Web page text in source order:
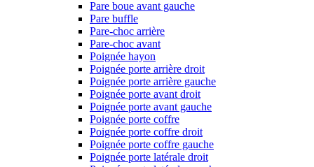
Pare boue avant gauche
Pare buffle
Pare-choc arrière
Pare-choc avant
Poignée hayon
Poignée porte arrière droit
Poignée porte arrière gauche
Poignée porte avant droit
Poignée porte avant gauche
Poignée porte coffre
Poignée porte coffre droit
Poignée porte coffre gauche
Poignée porte latérale droit